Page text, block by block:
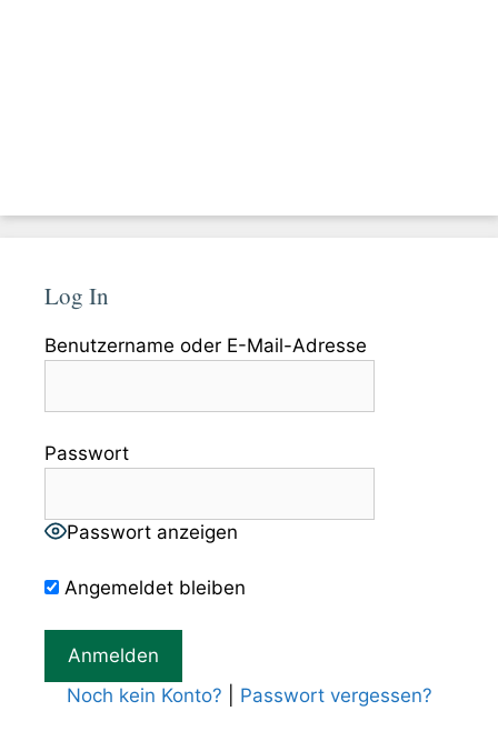
Log In
Benutzername oder E-Mail-Adresse
Passwort
Passwort anzeigen
Angemeldet bleiben
Noch kein Konto? Passwort vergessen?